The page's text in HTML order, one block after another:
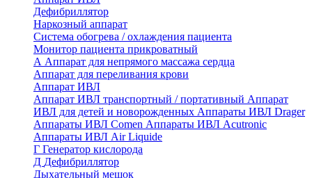
Дефибриллятор
Наркозный аппарат
Система обогрева / охлаждения пациента
Монитор пациента прикроватный
А Аппарат для непрямого массажа сердца
Аппарат для переливания крови
Аппарат ИВЛ
Аппарат ИВЛ транспортный / портативный Аппарат
ИВЛ для детей и новорожденных Аппараты ИВЛ Drager
Аппараты ИВЛ Comen Аппараты ИВЛ Acutronic
Аппараты ИВЛ Air Liquide
Г Генератор кислорода
Д Дефибриллятор
Дыхательный мешок